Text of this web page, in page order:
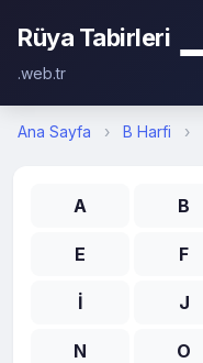
Rüya Tabirleri
.web.tr
Ana Sayfa › B Harfi ›
A B
E F
İ J
N O